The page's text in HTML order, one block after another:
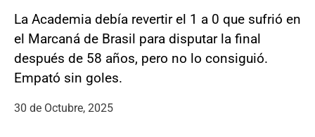
La Academia debía revertir el 1 a 0 que sufrió en
el Marcaná de Brasil para disputar la final
después de 58 años, pero no lo consiguió.
Empató sin goles.
30 de Octubre, 2025